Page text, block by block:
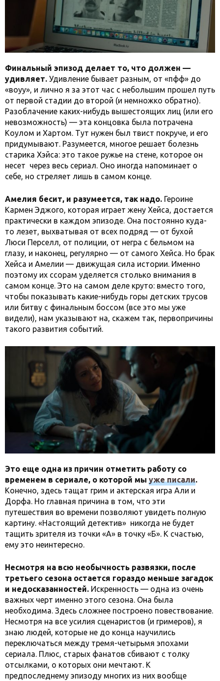
Финальный эпизод делает то, что должен —
удивляет. Удивление бывает разным, от «пфф» до
«воуу», и лично я за этот час с небольшим прошел путь
от первой стадии до второй (и немножко обратно).
Разоблачение каких-нибудь вышестоящих лиц (или его
невозможность) — эта концовка была потрачена
Коулом и Хартом. Тут нужен был твист покруче, и его
придумывают. Разумеется, многое решает болезнь
старика Хэйса: это такое ружье на стене, которое он
несет через весь сериал. Оно иногда напоминает о
себе, но стреляет лишь в самом конце.
Амелия бесит, и разумеется, так надо. Героине
Кармен Эджого, которая играет жену Хейса, достается
практически в каждом эпизоде. Она постоянно куда-
то лезет, выхватывая от всех подряд — от бухой
Люси Перселл, от полиции, от негра с бельмом на
глазу, и наконец, регулярно — от самого Хейса. Но брак
Хейса и Амелии — движущая сила истории. Именно
поэтому их ссорам уделяется столько внимания в
самом конце. Это на самом деле круто: вместо того,
чтобы показывать какие-нибудь горы детских трусов
или битву с финальным боссом (все это мы уже
видели), нам указывают на, скажем так, первопричины
такого развития событий.
Это еще одна из причин отметить работу со
временем в сериале, о которой мы уже писали.
Конечно, здесь тащат грим и актерская игра Али и
Дорфа. Но главная причина в том, что эти
путешествия во времени позволяют увидеть полную
картину. «Настоящий детектив» никогда не будет
тащить зрителя из точки «А» в точку «Б». К счастью,
ему это неинтересно.
Несмотря на всю необычность развязки, после
третьего сезона остается гораздо меньше загадок
и недосказанностей. Искренность — одна из очень
важных черт именно этого сезона. Она была
необходима. Здесь сложнее построено повествование.
Несмотря на все усилия сценаристов (и гримеров), я
знаю людей, которые не до конца научились
переключаться между тремя-четырьмя эпохами
сериала. Плюс, старых фанатов сбивают с толку
отсылками, о которых они мечтают. К
предпоследнему эпизоду многих из них вообще